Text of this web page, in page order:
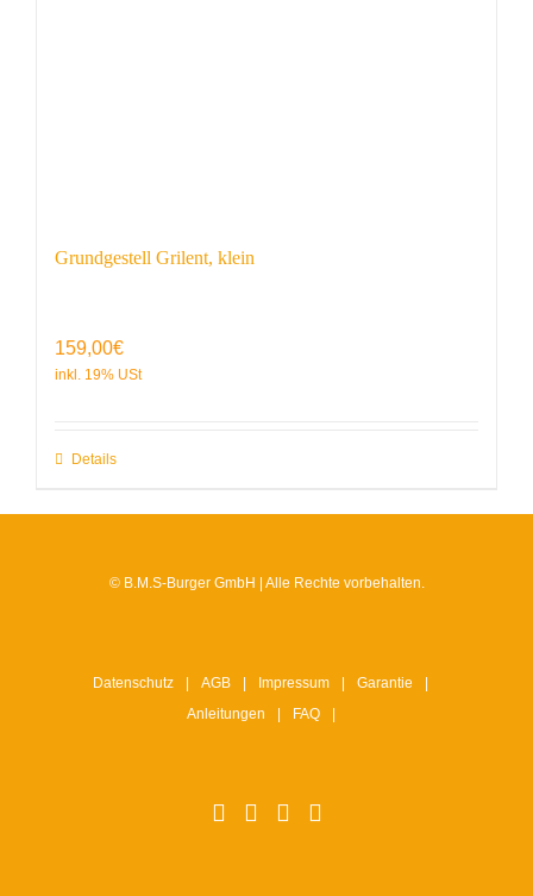
Grundgestell Grilent, klein
159,00€
Details
© B.M.S-Burger GmbH | Alle Rechte vorbehalten.
Datenschutz AGB Impressum
Garantie
Anleitungen
FAQ